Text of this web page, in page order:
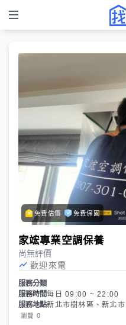
免費估價 免費保固
家竤專業空調保養
尚無評價
歡迎來電
服務分類
服務時間每日 09:00 ~ 22:00
服務地點新北市樹林區、新北市
瀏覽 0